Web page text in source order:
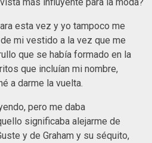
esta vez y yo tampoco me
mi vestido a la vez que me
que se había formado en la
que incluían mi nombre,
a darme la vuelta.
pero me daba
significaba alejarme de
y de Graham y su séquito,